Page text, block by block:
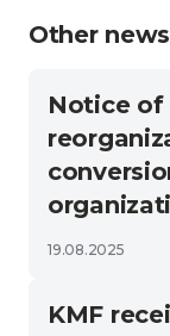
Other news
Notice of
19.08.2025
KMF